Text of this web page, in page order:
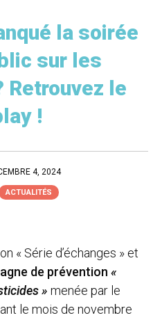
la soirée
sur les
le
!
4, 2024
ACTUALITÉS
« Série d’échanges » et
de prévention «
» menée par le
le mois de novembre